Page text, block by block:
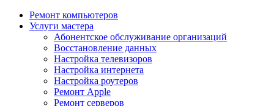
Ремонт компьютеров
Услуги мастера
Абонентское обслуживание организаций
Восстановление данных
Настройка телевизоров
Настройка интернета
Настройка роутеров
Ремонт Apple
Ремонт серверов